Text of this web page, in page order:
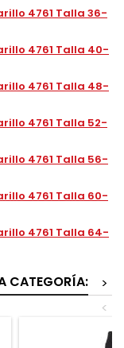
4761 Talla 36-
4761 Talla 40-
4761 Talla 48-
4761 Talla 52-
4761 Talla 56-
4761 Talla 60-
4761 Talla 64-
CATEGORÍA:
>
<